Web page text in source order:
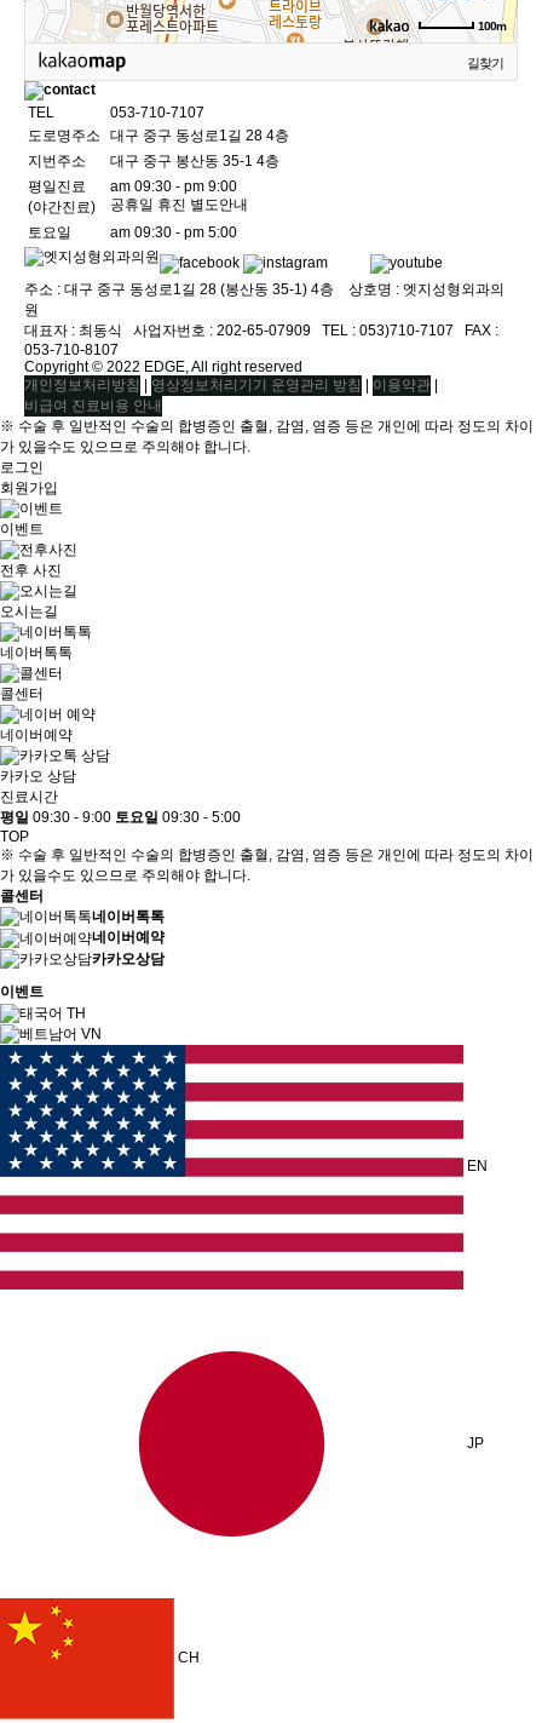
100m
길찾기
TEL
053-710-7107
도로명주소
대구 중구 동성로1길 28 4층
지번주소
대구 중구 봉산동 35-1 4층
평일진료
(야간진료)
am 09:30 - pm 9:00
공휴일 휴진 별도안내
토요일
am 09:30 - pm 5:00
주소 : 대구 중구 동성로1길 28 (봉산동 35-1) 4층 상호명 : 엣지성형외과의
원
대표자 : 최동식ㅤ 사업자번호 : 202-65-07909ㅤ TEL : 053)710-7107ㅤ FAX :
053-710-8107
Copyright © 2022 EDGE, All right reserved
개인정보처리방침 | 영상정보처리기기 운영관리 방침 | 이용약관 |
비급여 진료비용 안내
※ 수술 후 일반적인 수술의 합병증인 출혈, 감염, 염증 등은 개인에 따라 정도의 차이
가 있을수도 있으므로 주의해야 합니다.
로그인
회원가입
이벤트
전후 사진
오시는길
네이버톡톡
콜센터
네이버예약
카카오 상담
진료시간
평일 09:30 - 9:00 토요일 09:30 - 5:00
TOP
※ 수술 후 일반적인 수술의 합병증인 출혈, 감염, 염증 등은 개인에 따라 정도의 차이
가 있을수도 있으므로 주의해야 합니다.
콜센터
네이버톡톡
네이버예약
카카오상담
이벤트
TH
VN
EN
JP
CH